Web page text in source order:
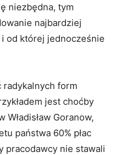
niezbędna, tym
najbardziej
od której jednocześnie
radykalnych form
jest choćby
Goranow,
państwa 60% płac
pracodawcy nie stawali